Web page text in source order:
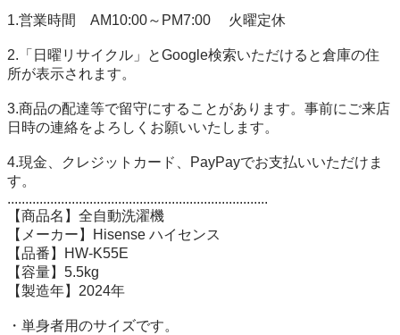
1.営業時間　AM10:00～PM7:00 　火曜定休
2.「日曜リサイクル」とGoogle検索いただけると倉庫の住
所が表示されます。
3.商品の配達等で留守にすることがあります。事前にご来店
日時の連絡をよろしくお願いいたします。
4.現金、クレジットカード、PayPayでお支払いいただけま
す。
.........................................................................
【商品名】全自動洗濯機
【メーカー】Hisense ハイセンス
【品番】HW-K55E
【容量】5.5kg
【製造年】2024年
・単身者用のサイズです。